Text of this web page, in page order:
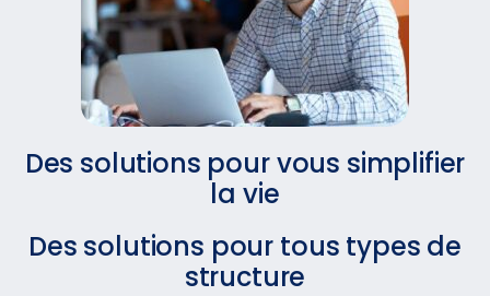
Des solutions pour vous simplifier
la vie
Des solutions pour tous types de
structure